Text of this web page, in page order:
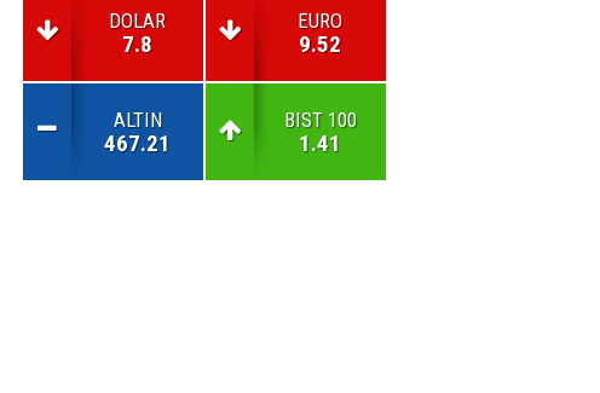
DOLAR
7.8
EURO
9.52
ALTIN
467.21
BIST 100
1.41